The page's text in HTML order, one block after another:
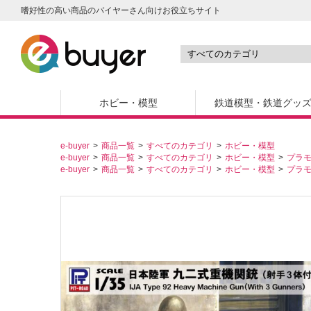
嗜好性の高い商品のバイヤーさん向けお役立ちサイト
ホビー・模型 鉄道模型・鉄道グッズ
e-buyer 商品一覧 すべてのカテゴリ
ホビー・模型
e-buyer
商品一覧 すべてのカテゴリ ホビー・模型
プラ
e-buyer
商品一覧 すべてのカテゴリ ホビー・模型 プラ